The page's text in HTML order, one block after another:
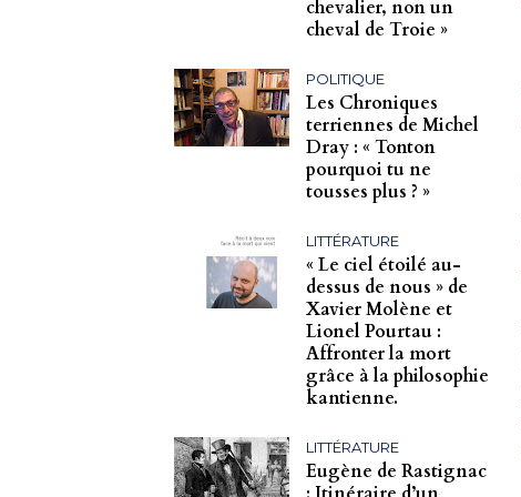
chevalier, non un
cheval de Troie »
POLITIQUE
Les Chroniques
terriennes de Michel
Dray : « Tonton
pourquoi tu ne
tousses plus ? »
LITTÉRATURE
« Le ciel étoilé au-
dessus de nous » de
Xavier Molène et
Lionel Pourtau :
Affronter la mort
grâce à la philosophie
kantienne.
LITTÉRATURE
Eugène de Rastignac